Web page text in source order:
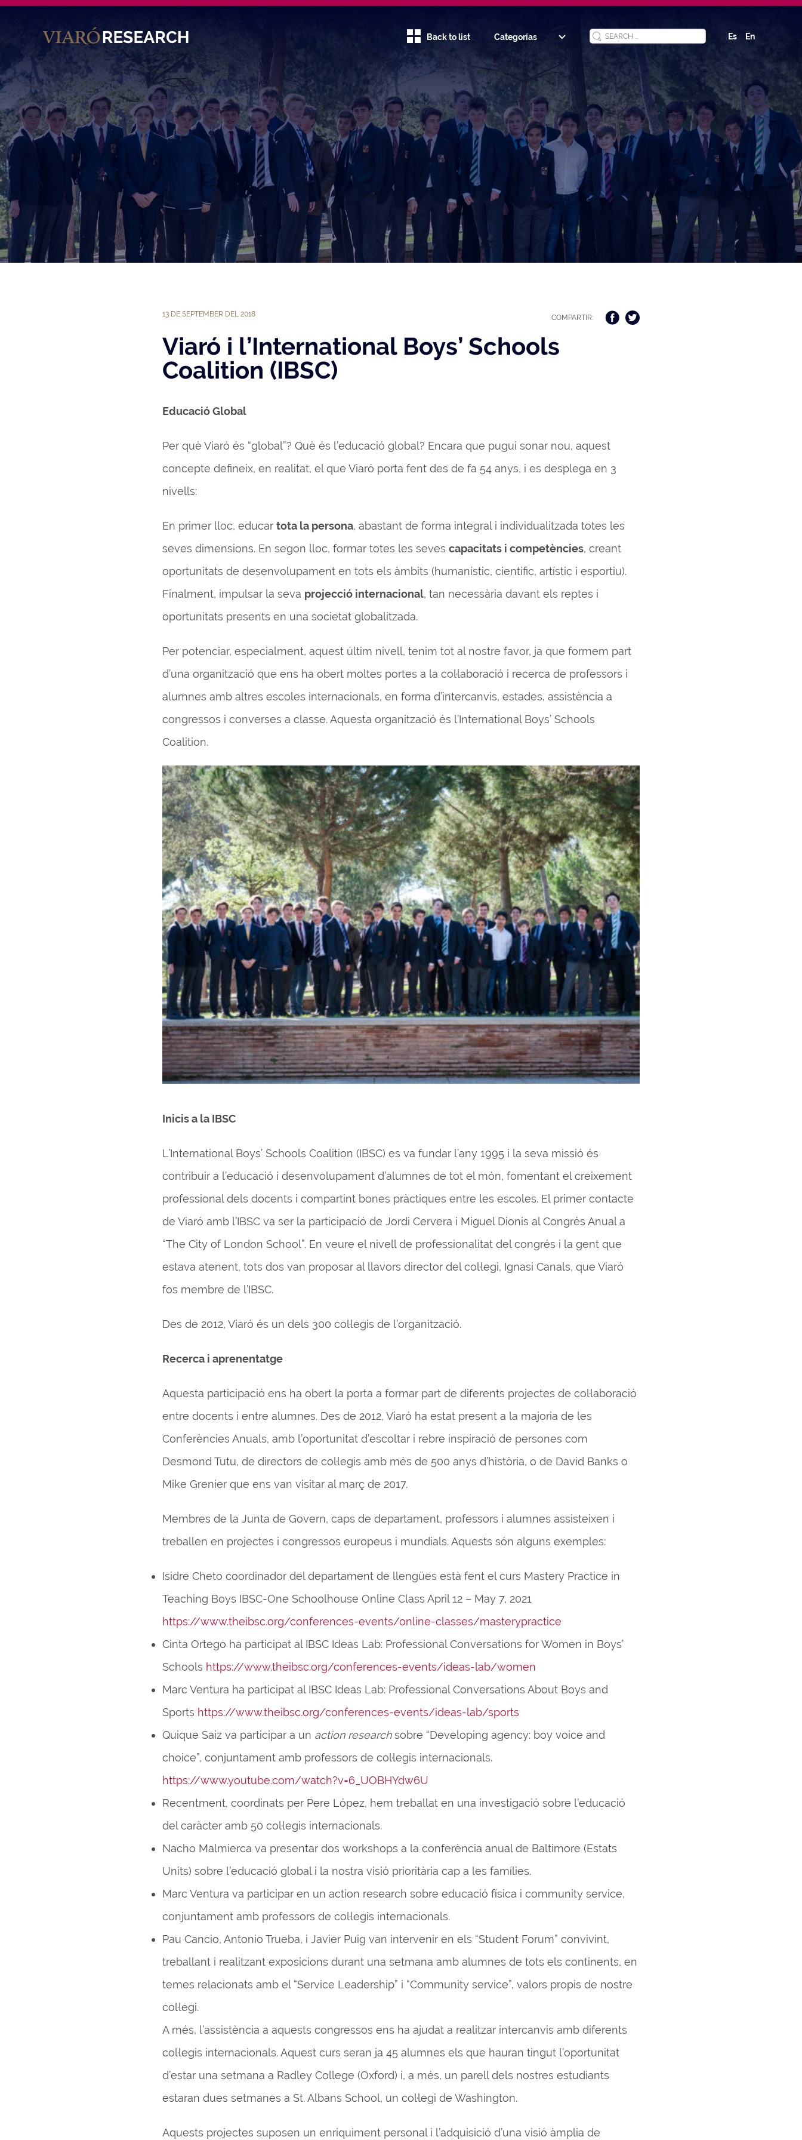
Es En
Back to list
Categorías
Community
Service
Creativity
Diversitat
Family
Global Education
Green School
Humanities
Language and
Communication
Physical
Education
Uncategorized
13 DE SEPTEMBER DEL 2018 COMPARTIR:
Viaró i l’International Boys’ Schools
Coalition (IBSC)
Educació Global
Per què Viaró és “global”? Què és l’educació global? Encara que pugui sonar nou, aquest
concepte defineix, en realitat, el que Viaró porta fent des de fa 54 anys, i es desplega en 3
nivells:
En primer lloc, educar tota la persona, abastant de forma integral i individualitzada totes les
seves dimensions. En segon lloc, formar totes les seves capacitats i competències, creant
oportunitats de desenvolupament en tots els àmbits (humanístic, científic, artístic i esportiu).
Finalment, impulsar la seva projecció internacional, tan necessària davant els reptes i
oportunitats presents en una societat globalitzada.
Per potenciar, especialment, aquest últim nivell, tenim tot al nostre favor, ja que formem part
d’una organització que ens ha obert moltes portes a la col·laboració i recerca de professors i
alumnes amb altres escoles internacionals, en forma d’intercanvis, estades, assistència a
congressos i converses a classe. Aquesta organització és l’International Boys’ Schools
Coalition.
Inicis a la IBSC
L’International Boys’ Schools Coalition (IBSC) es va fundar l’any 1995 i la seva missió és
contribuir a l’educació i desenvolupament d’alumnes de tot el món, fomentant el creixement
professional dels docents i compartint bones pràctiques entre les escoles. El primer contacte
de Viaró amb l’IBSC va ser la participació de Jordi Cervera i Miguel Dionis al Congrés Anual a
“The City of London School”. En veure el nivell de professionalitat del congrés i la gent que
estava atenent, tots dos van proposar al llavors director del col·legi, Ignasi Canals, que Viaró
fos membre de l’IBSC.
Des de 2012, Viaró és un dels 300 col·legis de l’organització.
Recerca i aprenentatge
Aquesta participació ens ha obert la porta a formar part de diferents projectes de col·laboració
entre docents i entre alumnes. Des de 2012, Viaró ha estat present a la majoria de les
Conferències Anuals, amb l’oportunitat d’escoltar i rebre inspiració de persones com
Desmond Tutu, de directors de col·legis amb més de 500 anys d’història, o de David Banks o
Mike Grenier que ens van visitar al març de 2017.
Membres de la Junta de Govern, caps de departament, professors i alumnes assisteixen i
treballen en projectes i congressos europeus i mundials. Aquests són alguns exemples:
Isidre Cheto coordinador del departament de llengües està fent el curs Mastery Practice in
Teaching Boys IBSC-One Schoolhouse Online Class April 12 – May 7, 2021
https://www.theibsc.org/conferences-events/online-classes/masterypractice
Cinta Ortego ha participat al IBSC Ideas Lab: Professional Conversations for Women in Boys’
Schools https://www.theibsc.org/conferences-events/ideas-lab/women
Marc Ventura ha participat al IBSC Ideas Lab: Professional Conversations About Boys and
Sports https://www.theibsc.org/conferences-events/ideas-lab/sports
Quique Saiz va participar a un action researchsobre “Developing agency: boy voice and
choice”, conjuntament amb professors de col·legis internacionals.
https://www.youtube.com/watch?v=6_UOBHYdw6U
Recentment, coordinats per Pere López, hem treballat en una investigació sobre l’educació
del caràcter amb 50 col·legis internacionals.
Nacho Malmierca va presentar dos workshops a la conferència anual de Baltimore (Estats
Units) sobre l’educació global i la nostra visió prioritària cap a les famílies.
Marc Ventura va participar en un action research sobre educació física i community service,
conjuntament amb professors de col·legis internacionals.
Pau Cancio, Antonio Trueba, i Javier Puig van intervenir en els “Student Forum” convivint,
treballant i realitzant exposicions durant una setmana amb alumnes de tots els continents, en
temes relacionats amb el “Service Leadership” i “Community service”, valors propis de nostre
col·legi.
A més, l’assistència a aquests congressos ens ha ajudat a realitzar intercanvis amb diferents
col·legis internacionals. Aquest curs seran ja 45 alumnes els que hauran tingut l’oportunitat
d’estar una setmana a Radley College (Oxford) i, a més, un parell dels nostres estudiants
estaran dues setmanes a St. Albans School, un col·legi de Washington.
Aquests projectes suposen un enriquiment personal i l’adquisició d’una visió àmplia de